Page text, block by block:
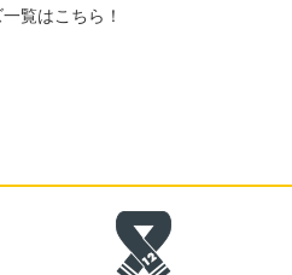
覧はこちら！